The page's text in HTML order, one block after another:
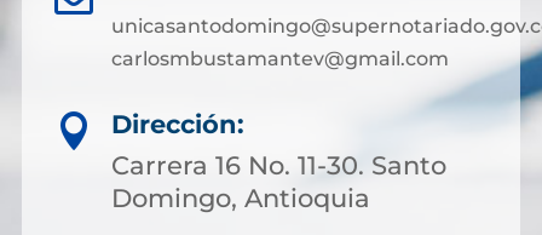
carlosmbustamantev@gmail.com

Dirección:
Carrera 16 No. 11-30. Santo
Domingo, Antioquia